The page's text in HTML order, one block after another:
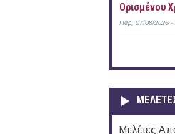
Ορισμένου
Παρ, 07/08/2026 -
Μελέτες